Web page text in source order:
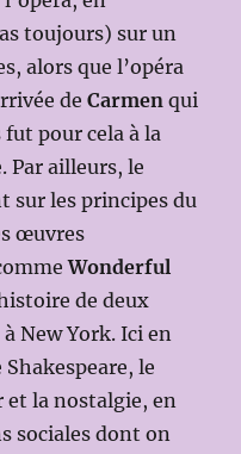
toujours) sur un
alors que l’opéra
deCarmen qui
pour cela à la
Par ailleurs, le
sur les principes du
œuvres
Wonderful
de deux
New York. Ici en
le
et la nostalgie, en
sociales dont on